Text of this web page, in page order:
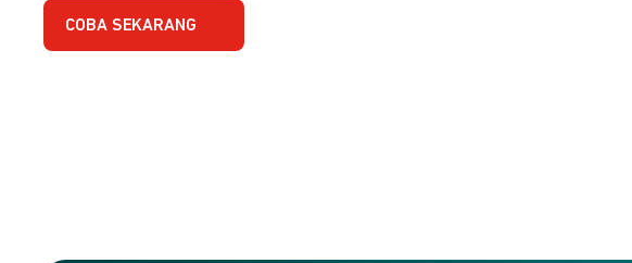
COBA SEKARANG